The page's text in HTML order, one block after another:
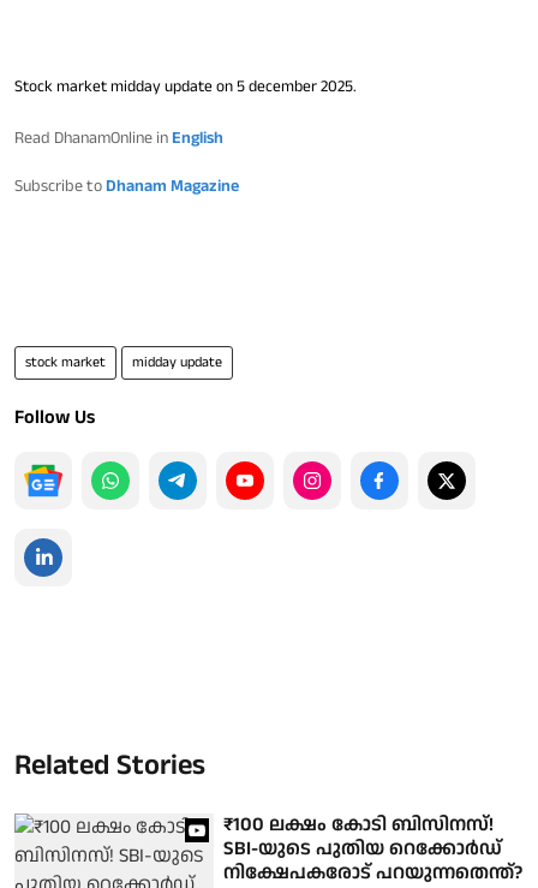
Stock market midday update on 5 december 2025.
Read DhanamOnline in English
Subscribe to Dhanam Magazine
stock market midday update
Follow Us
Related Stories
₹100 ലക്ഷം കോടി ബിസിനസ്!
SBI-യുടെ പുതിയ റെക്കോർഡ്
നിക്ഷേപകരോട് പറയുന്നതെന്ത്?